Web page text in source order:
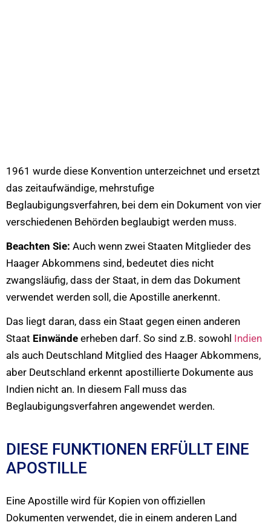
1961 wurde diese Konvention unterzeichnet und ersetzt
das zeitaufwändige, mehrstufige
Beglaubigungsverfahren, bei dem ein Dokument von vier
verschiedenen Behörden beglaubigt werden muss.
Beachten Sie: Auch wenn zwei Staaten Mitglieder des
Haager Abkommens sind, bedeutet dies nicht
zwangsläufig, dass der Staat, in dem das Dokument
verwendet werden soll, die Apostille anerkennt.
Das liegt daran, dass ein Staat gegen einen anderen
Staat Einwände erheben darf. So sind z.B. sowohl Indien
als auch Deutschland Mitglied des Haager Abkommens,
aber Deutschland erkennt apostillierte Dokumente aus
Indien nicht an. In diesem Fall muss das
Beglaubigungsverfahren angewendet werden.
DIESE FUNKTIONEN ERFÜLLT EINE
APOSTILLE
Eine Apostille wird für Kopien von offiziellen
Dokumenten verwendet, die in einem anderen Land